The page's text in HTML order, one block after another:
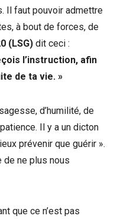
Il faut pouvoir admettre
à bout de forces, de
(LSG) dit ceci :
l’instruction, afin
de ta vie. »
d’humilité, de
Il y a un dicton
prévenir que guérir ».
de ne plus nous
que ce n’est pas